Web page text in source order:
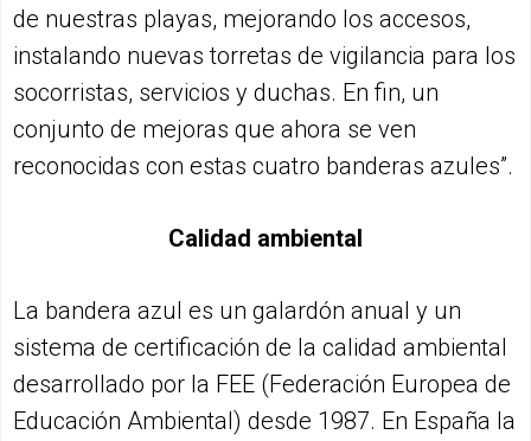
de nuestras playas, mejorando los accesos,
instalando nuevas torretas de vigilancia para los
socorristas, servicios y duchas. En fin, un
conjunto de mejoras que ahora se ven
reconocidas con estas cuatro banderas azules”.
Calidad ambiental
La bandera azul es un galardón anual y un
sistema de certificación de la calidad ambiental
desarrollado por la FEE (Federación Europea de
Educación Ambiental) desde 1987. En España la